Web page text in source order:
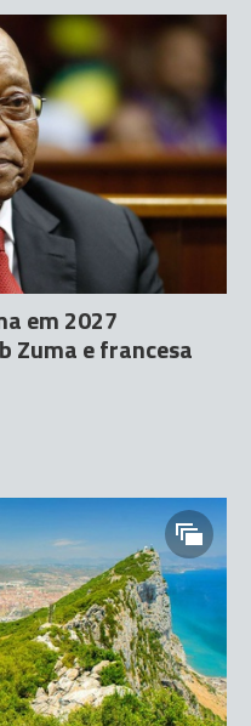
em 2027
Zuma e francesa